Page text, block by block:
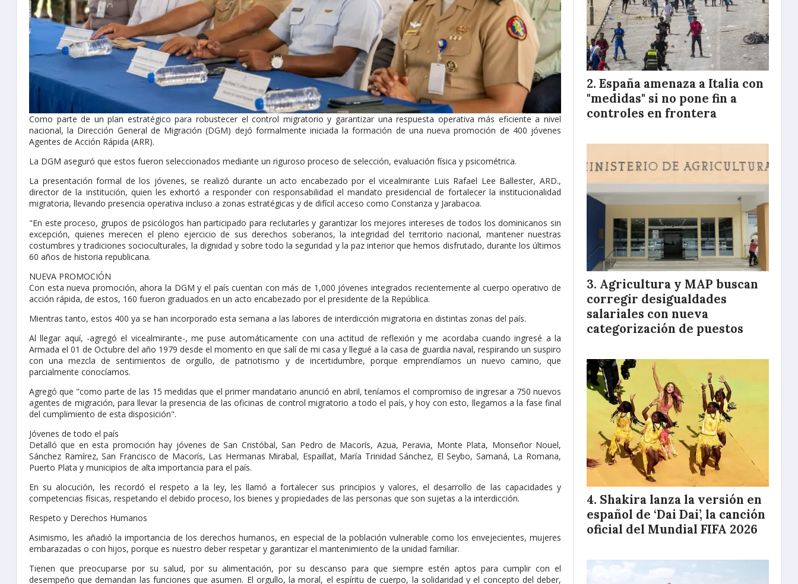
Como parte de un plan estratégico para robustecer el control migratorio y garantizar una respuesta operativa más eficiente a nivel
nacional, la Dirección General de Migración (DGM) dejó formalmente iniciada la formación de una nueva promoción de 400 jóvenes
Agentes de Acción Rápida (ARR).
La DGM aseguró que estos fueron seleccionados mediante un riguroso proceso de selección, evaluación física y psicométrica.
La presentación formal de los jóvenes, se realizó durante un acto encabezado por el vicealmirante Luis Rafael Lee Ballester, ARD.,
director de la institución, quien les exhortó a responder con responsabilidad el mandato presidencial de fortalecer la institucionalidad
migratoria, llevando presencia operativa incluso a zonas estratégicas y de difícil acceso como Constanza y Jarabacoa.
"En este proceso, grupos de psicólogos han participado para reclutarles y garantizar los mejores intereses de todos los dominicanos sin
excepción, quienes merecen el pleno ejercicio de sus derechos soberanos, la integridad del territorio nacional, mantener nuestras
costumbres y tradiciones socioculturales, la dignidad y sobre todo la seguridad y la paz interior que hemos disfrutado, durante los últimos
60 años de historia republicana.
NUEVA PROMOCIÓN
Con esta nueva promoción, ahora la DGM y el país cuentan con más de 1,000 jóvenes integrados recientemente al cuerpo operativo de
acción rápida, de estos, 160 fueron graduados en un acto encabezado por el presidente de la República.
Mientras tanto, estos 400 ya se han incorporado esta semana a las labores de interdicción migratoria en distintas zonas del país.
Al llegar aquí, -agregó el vicealmirante-, me puse automáticamente con una actitud de reflexión y me acordaba cuando ingresé a la
Armada el 01 de Octubre del año 1979 desde el momento en que salí de mi casa y llegué a la casa de guardia naval, respirando un suspiro
con una mezcla de sentimientos de orgullo, de patriotismo y de incertidumbre, porque emprendíamos un nuevo camino, que
parcialmente conocíamos.
Agregó que "como parte de las 15 medidas que el primer mandatario anunció en abril, teníamos el compromiso de ingresar a 750 nuevos
agentes de migración, para llevar la presencia de las oficinas de control migratorio a todo el país, y hoy con esto, llegamos a la fase final
del cumplimiento de esta disposición".
Jóvenes de todo el país
Detalló que en esta promoción hay jóvenes de San Cristóbal, San Pedro de Macorís, Azua, Peravia, Monte Plata, Monseñor Nouel,
Sánchez Ramírez, San Francisco de Macorís, Las Hermanas Mirabal, Espaillat, María Trinidad Sánchez, El Seybo, Samaná, La Romana,
Puerto Plata y municipios de alta importancia para el país.
En su alocución, les recordó el respeto a la ley, les llamó a fortalecer sus principios y valores, el desarrollo de las capacidades y
competencias físicas, respetando el debido proceso, los bienes y propiedades de las personas que son sujetas a la interdicción.
Respeto y Derechos Humanos
Asimismo, les añadió la importancia de los derechos humanos, en especial de la población vulnerable como los envejecientes, mujeres
embarazadas o con hijos, porque es nuestro deber respetar y garantizar el mantenimiento de la unidad familiar.
Tienen que preocuparse por su salud, por su alimentación, por su descanso para que siempre estén aptos para cumplir con el
desempeño que demandan las funciones que asumen. El orgullo, la moral, el espíritu de cuerpo, la solidaridad y el concepto del deber,
España amenaza a Italia con
"medidas" si no pone fin a
controles en frontera
Agricultura y MAP buscan
corregir desigualdades
salariales con nueva
categorización de puestos
Shakira lanza la versión en
español de ‘Dai Dai’, la canción
oficial del Mundial FIFA 2026